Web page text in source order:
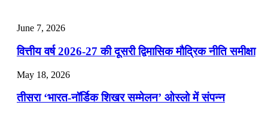
July 25, 2026
📝 डेली करेंट अफेयर्स: 22-24 जुलाई 2026
July 22, 2026
📝 डेली करेंट अफेयर्स: 19-21 जुलाई 2026
June 7, 2026
वित्तीय वर्ष 2026-27 की दूसरी द्विमासिक मौद्रिक नीति समीक्षा
May 18, 2026
तीसरा ‘भारत-नॉर्डिक शिखर सम्मेलन’ ओस्लो में संपन्न